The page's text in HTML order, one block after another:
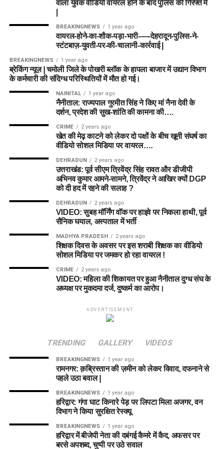
भारी नुकसान
वाला युवक वीडियो वायरल होने के बाद पुलिस की गिरफ्त में
BREAKINGNEWS 1 year ago
वायरल-होने-का-शौक-पड़ा-भारी-—-देहरादून-पुलिस-ने-
स्टंटबाज़-युवती-पर-की-चालानी-कार्रवाई |
BREAKINGNEWS 1 year ago
ब्रेकिंग न्यूज़ | चमोली जिले के पोखरी ब्लॉक के हापला बाजार में उद्यान विभाग
के कर्मचारी की संदिग्ध परिस्थितियों में मौत हो गई।
NAINITAL 1 year ago
नैनीताल: राज्यपाल गुरमीत सिंह ने किए मां नैना देवी के
दर्शन, प्रदेश की सुख-शांति की कामना की….
CRIME 2 years ago
खेत की मेढ़ काटने को लेकर दो पक्षों के बीच खूनी संघर्ष का
वीडियो सोशल मिडिया पर वायरल….
DEHRADUN 2 years ago
उत्तराखंड: पूर्व सीएम त्रिवेंद्र सिंह रावत और डीजीपी
अभिनव कुमार आमने-सामने, त्रिवेंद्र ने आखिर क्यों DGP
को दी हद में रहने की सलाह ?
DEHRADUN 2 years ago
VIDEO: सुबह मॉर्निंग वॉक पर हाइवे पर निकला हाथी, पूर्व
सैनिक घयाल, अस्पताल में भर्ती
MADHYA PRADESH 2 years ago
शिक्षक दिवस के अवसर पर इस शराबी शिक्षक का वीडियो
सोशल मिडिया पर जमकर हो रहा वायरल !
CRIME 2 years ago
VIDEO: महिला की शिकायत पर हुआ नैनीताल दुग्ध संघ के
अध्यक्ष पर मुकदमा दर्ज, दुष्कर्म का आरोप।
ADVERTISEMENT
TRENDING GALLERY VIDEOS
BREAKINGNEWS 1 year ago
रामनगर: क़ब्रिस्तान की ज़मीन को लेकर विवाद, दफनाने से
पहले उठा बवाल |
BREAKINGNEWS 1 year ago
हरिद्वार: गंगा घाट किनारे पेड़ पर लिपटा मिला अजगर, वन
विभाग ने किया सुरक्षित रेस्क्यू
BREAKINGNEWS 1 year ago
हरिद्वार में बीजेपी नेता की दबंगई कैमरे में कैद, अफसर पर
बरसे अपशब्द, चुप्पी पर उठे सवाल